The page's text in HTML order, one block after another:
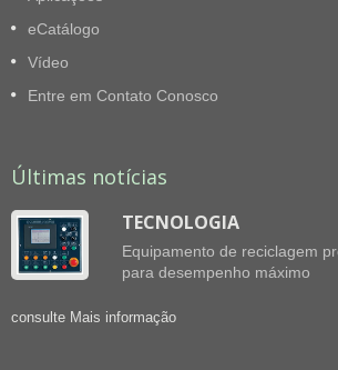
eCatálogo
Vídeo
Entre em Contato Conosco
Últimas notícias
TECNOLOGIA
Equipamento de reciclagem
para desempenho máximo
consulte Mais informação